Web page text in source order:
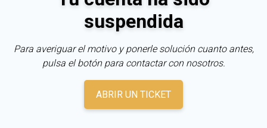
suspendida
Para averiguar el motivo y ponerle solución cuanto antes,
pulsa el botón para contactar con nosotros.
ABRIR UN TICKET